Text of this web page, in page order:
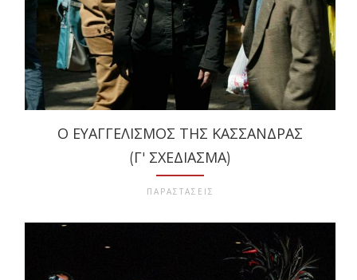
Ο ΕΥΑΓΓΕΛΙΣΜΌΣ ΤΗΣ ΚΑΣΣΆΝΔΡΑΣ
(Γ' ΣΧΕΔΊΑΣΜΑ)
ΠΑΡΑΣΤΑΣΕΙΣ